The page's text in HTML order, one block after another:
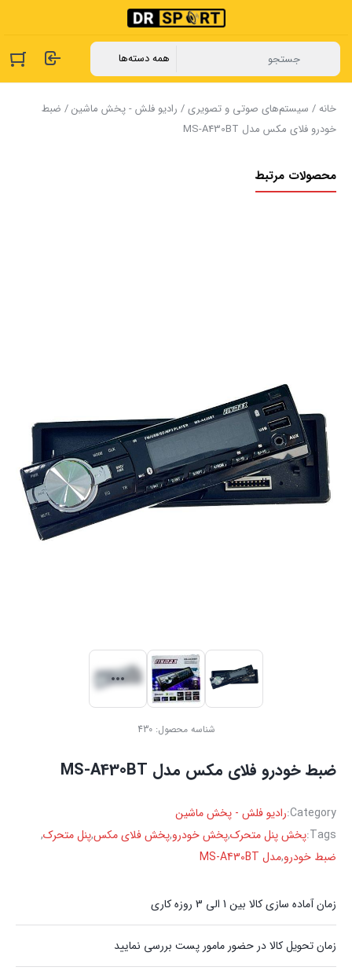
خانه/ سیستم‌های صوتی و تصویری/ رادیو فلش - پخش ماشین/ ضبط
خودرو فلای مکس مدل MS-A430BT
محصولات مرتبط
شناسه محصول:430
ضبط خودرو فلای مکس مدل MS-A430BT
Category: رادیو فلش - پخش ماشین
Tags: پخش پنل متحرک,پخش خودرو,پخش فلای مکس,پنل متحرک,
ضبط خودرو,مدل MS-A430BT
زمان آماده سازی کالا بین 1 الی 3 روزه کاری
زمان تحویل کالا در حضور مامور پست بررسی نمایید